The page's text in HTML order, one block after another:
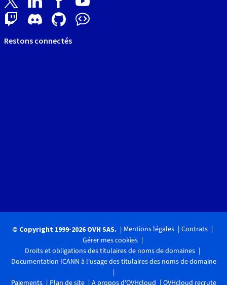
Restons connectés
© Copyright 1999-2026 OVH SAS. Mentions légales
Contrats
Gérer mes cookies
Droits et obligations des titulaires de noms de domaines
Documentation ICANN à l'usage des titulaires des noms de domaine
Paiements Plan de site A propos d'OVHcloud OVHcloud recrute